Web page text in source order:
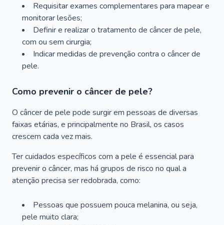
Requisitar exames complementares para mapear e
monitorar lesões;
Definir e realizar o tratamento de câncer de pele,
com ou sem cirurgia;
Indicar medidas de prevenção contra o câncer de
pele.
Como prevenir o câncer de pele?
O câncer de pele pode surgir em pessoas de diversas
faixas etárias, e principalmente no Brasil, os casos
crescem cada vez mais.
Ter cuidados específicos com a pele é essencial para
prevenir o câncer, mas há grupos de risco no qual a
atenção precisa ser redobrada, como:
Pessoas que possuem pouca melanina, ou seja,
pele muito clara;